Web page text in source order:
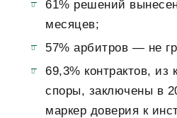
61% решений
месяцев;
57% арбитров — не
69,3% контрактов, из
споры, заключены в
маркер доверия к